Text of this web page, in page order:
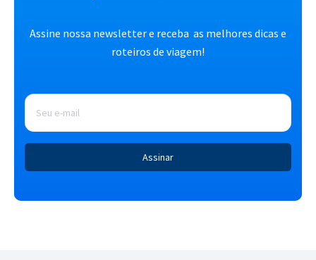
Assine nossa newsletter e receba as melhores dicas e
roteiros de viagem!
E-
mail *